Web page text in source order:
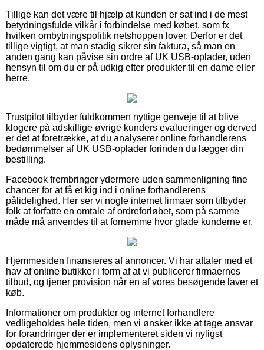
Tillige kan det være til hjælp at kunden er sat ind i de mest
betydningsfulde vilkår i forbindelse med købet, som fx
hvilken ombytningspolitik netshoppen lover. Derfor er det
tillige vigtigt, at man stadig sikrer sin faktura, så man en
anden gang kan påvise sin ordre af UK USB-oplader, uden
hensyn til om du er på udkig efter produkter til en dame eller
herre.
Trustpilot tilbyder fuldkommen nyttige genveje til at blive
klogere på adskillige øvrige kunders evalueringer og derved
er det at foretrække, at du analyserer online forhandlerens
bedømmelser af UK USB-oplader forinden du lægger din
bestilling.
Facebook frembringer ydermere uden sammenligning fine
chancer for at få et kig ind i online forhandlerens
pålidelighed. Her ser vi nogle internet firmaer som tilbyder
folk at forfatte en omtale af ordreforløbet, som på samme
måde må anvendes til at fornemme hvor glade kunderne er.
Hjemmesiden finansieres af annoncer. Vi har aftaler med et
hav af online butikker i form af at vi publicerer firmaernes
tilbud, og tjener provision når en af vores besøgende laver et
køb.
Informationer om produkter og internet forhandlere
vedligeholdes hele tiden, men vi ønsker ikke at tage ansvar
for forandringer der er implementeret siden vi nyligst
opdaterede hjemmesidens oplysninger.